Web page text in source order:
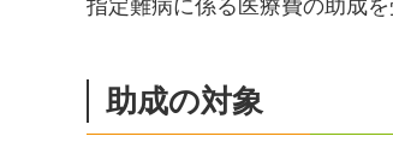
指定難病に係る医療費の助成
助成の対象